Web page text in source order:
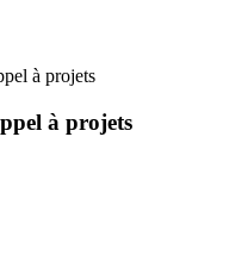
à projets
à projets